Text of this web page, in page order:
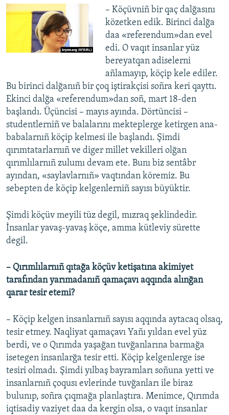
– Köçüvniñ bir qaç dalğasını
közetken edik. Birinci dalğa
daa «referendum»dan evel
edi. O vaqıt insanlar yüz
bereyatqan adiselerni
añlamayıp, köçip kele ediler.
Bu birinci dalğanıñ bir çoq iştirakçisi soñra keri qayttı.
Ekinci dalğa «referendum»dan soñ, mart 18-den
başlandı. Üçüncisi – mayıs ayında. Dörtüncisi –
studentlerniñ ve balalarını mekteplerge ketirgen ana-
babalarnıñ köçip kelmesi ile başlandı. Şimdi
qırımtatarlarnıñ ve diger millet vekilleri olğan
qırımlılarnıñ zulumı devam ete. Bunı biz sentâbr
ayından, «saylavlarnıñ» vaqtından köremiz. Bu
sebepten de köçip kelgenlerniñ sayısı büyüktir.
Şimdi köçüv meyili tüz degil, mızraq şeklindedir.
İnsanlar yavaş-yavaş köçe, amma kütleviy sürette
degil.
– Qırımlılarnıñ qıtağa köçüv ketişatına akimiyet
tarafından yarımadanıñ qamaçavı aqqında alınğan
qarar tesir etemi?
– Köçip kelgen insanlarnıñ sayısı aqqında aytacaq olsaq,
tesir etmey. Naqliyat qamaçavı Yañı yıldan evel yüz
berdi, ve o Qırımda yaşağan tuvğanlarına barmağa
isetegen insanlarğa tesir etti. Köçip kelgenlerge ise
tesiri olmadı. Şimdi yılbaş bayramları soñuna yetti ve
insanlarnıñ çoqusı evlerinde tuvğanları ile biraz
bulunıp, soñra çıqmağa planlaştıra. Menimce, Qırımda
iqtisadiy vaziyet daa da kergin olsa, o vaqıt insanlar